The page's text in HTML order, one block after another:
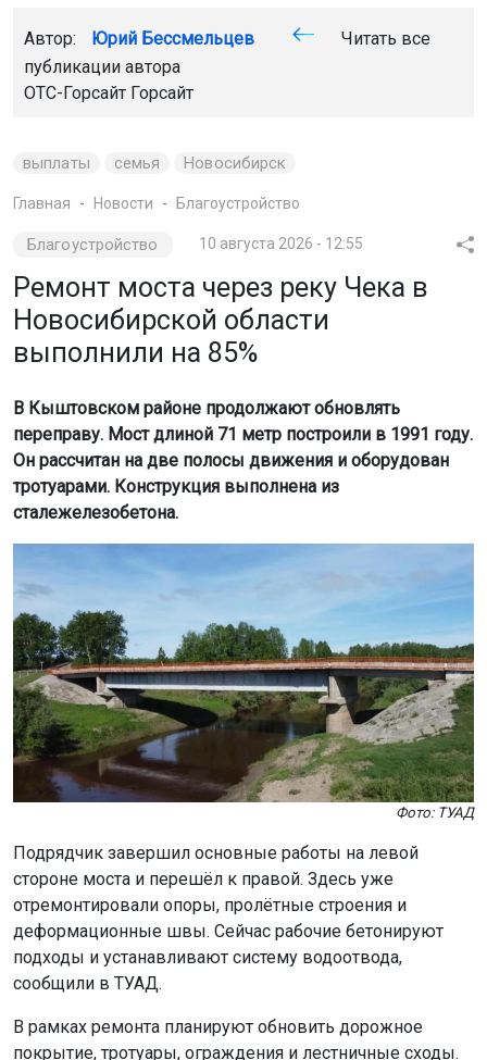
Автор: Юрий Бессмельцев
Читать все
публикации автора
ОТС-Горсайт Горсайт
выплаты семья Новосибирск
Главная Новости Благоустройство
Благоустройство 10 августа 2026 - 12:55
Ремонт моста через реку Чека в
Новосибирской области
выполнили на 85%
В Кыштовском районе продолжают обновлять
переправу. Мост длиной 71 метр построили в 1991 году.
Он рассчитан на две полосы движения и оборудован
тротуарами. Конструкция выполнена из
сталежелезобетона.
Фото: ТУАД
Подрядчик завершил основные работы на левой
стороне моста и перешёл к правой. Здесь уже
отремонтировали опоры, пролётные строения и
деформационные швы. Сейчас рабочие бетонируют
подходы и устанавливают систему водоотвода,
сообщили в ТУАД.
В рамках ремонта планируют обновить дорожное
покрытие, тротуары, ограждения и лестничные сходы.